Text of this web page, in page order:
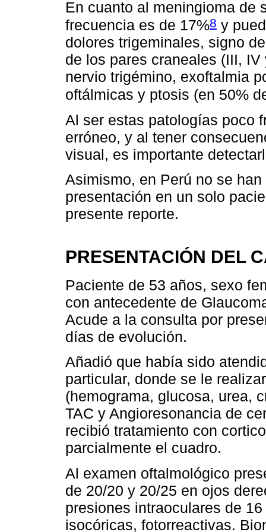
En cuanto al meningioma de
frecuencia es de 17%8 y
dolores trigeminales, signo
de los pares craneales (III,
nervio trigémino, exoftalmia
oftálmicas y ptosis (en 50%
Al ser estas patologías poco
erróneo, y al tener
visual, es importante
Asimismo, en Perú no se
presentación en un solo
presente reporte.
PRESENTACIÓN DEL
Paciente de 53 años, sexo
con antecedente de
Acude a la consulta por
días de evolución.
Añadió que había sido
particular, donde se le
(hemograma, glucosa, urea,
TAC y Angioresonancia de
recibió tratamiento con
parcialmente el cuadro.
Al examen oftalmológico
de 20/20 y 20/25 en ojos
presiones intraoculares de
isocóricas, fotorreactivas.